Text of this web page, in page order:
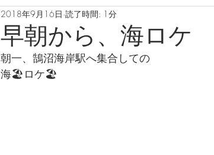
早朝から、海ロケ
2018年9月16日 読了時間: 1分
朝一、鵠沼海岸駅へ集合しての
海🏖ロケ🏖